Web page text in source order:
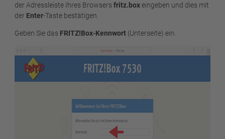
der Adressleiste Ihres Browsers fritz.boxeingeben und dies mit
der Enter-Taste bestätigen.
Geben Sie das FRITZ!Box-Kennwort (Unterseite) ein.